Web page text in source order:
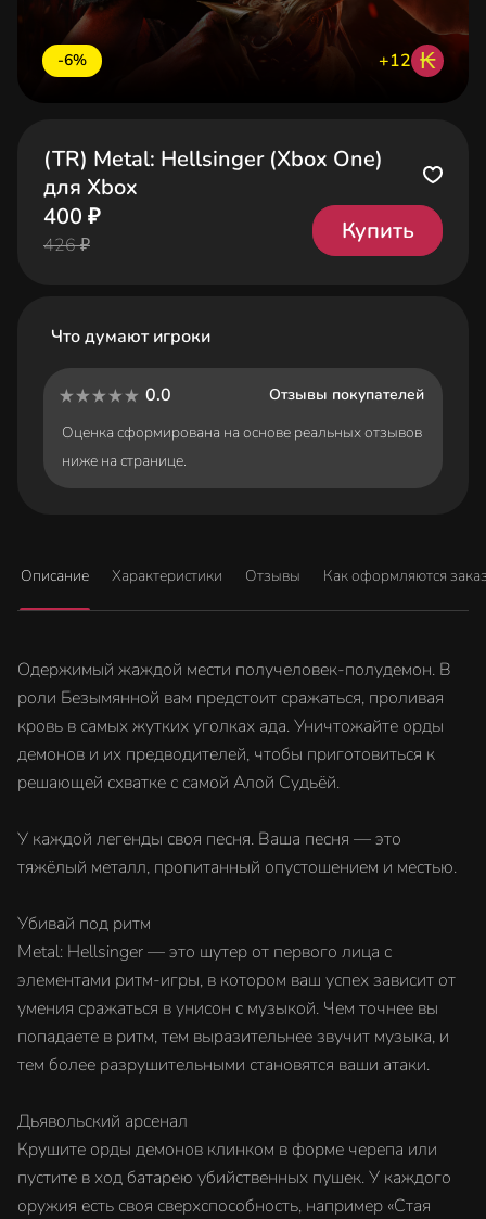
-6% +12 ₭
(TR) Metal: Hellsinger (Xbox One)
для Xbox
400 ₽
426 ₽
Купить
Что думают игроки
0.0
Отзывы покупателей
Оценка сформирована на основе реальных отзывов
ниже на странице.
Описание Характеристики Отзывы Как оформляются
Одержимый жаждой мести получеловек-полудемон. В
роли Безымянной вам предстоит сражаться, проливая
кровь в самых жутких уголках ада. Уничтожайте орды
демонов и их предводителей, чтобы приготовиться к
решающей схватке с самой Алой Судьёй.
У каждой легенды своя песня. Ваша песня — это
тяжёлый металл, пропитанный опустошением и местью.
Убивай под ритм
Metal: Hellsinger — это шутер от первого лица с
элементами ритм-игры, в котором ваш успех зависит от
умения сражаться в унисон с музыкой. Чем точнее вы
попадаете в ритм, тем выразительнее звучит музыка, и
тем более разрушительными становятся ваши атаки.
Дьявольский арсенал
Крушите орды демонов клинком в форме черепа или
пустите в ход батарею убийственных пушек. У каждого
оружия есть своя сверхспособность, например «Стая